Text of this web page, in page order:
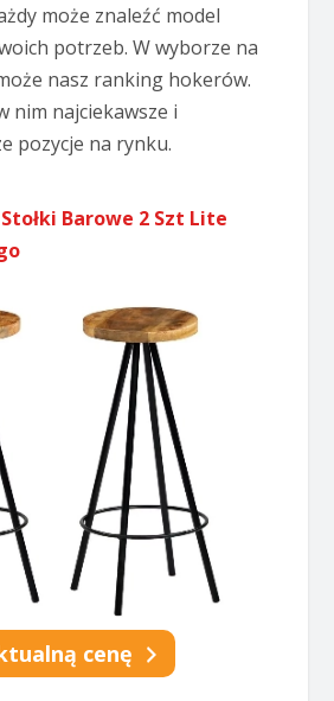
może znaleźć model
potrzeb. W wyborze na
nasz ranking hokerów.
nim najciekawsze i
pozycje na rynku.
Barowe 2 Szt Lite
cenę